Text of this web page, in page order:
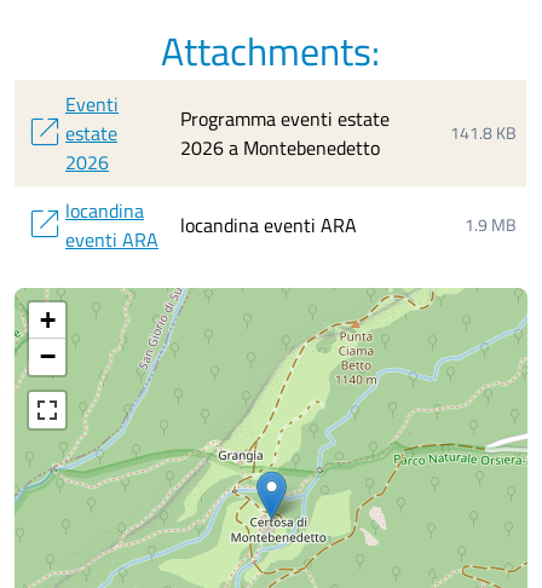
Attachments:
open_in_new
Eventi
estate
2026
Programma eventi estate
2026 a Montebenedetto
141.8 KB
open_in_new locandina
eventi ARA
locandina eventi ARA 1.9 MB
+
−